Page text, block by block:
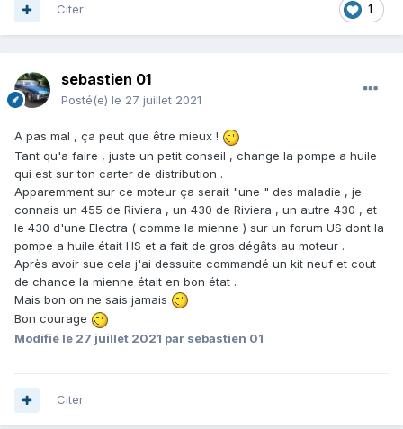
1
Citer
sebastien 01
Posté(e) le 27 juillet 2021
A pas mal , ça peut que être mieux !
Tant qu'a faire , juste un petit conseil , change la pompe a huile
qui est sur ton carter de distribution .
Apparemment sur ce moteur ça serait "une " des maladie , je
connais un 455 de Riviera , un 430 de Riviera , un autre 430 , et
le 430 d'une Electra ( comme la mienne ) sur un forum US dont la
pompe a huile était HS et a fait de gros dégâts au moteur .
Après avoir sue cela j'ai dessuite commandé un kit neuf et cout
de chance la mienne était en bon état .
Mais bon on ne sais jamais
Bon courage
Modifié le 27 juillet 2021 par sebastien 01
Citer